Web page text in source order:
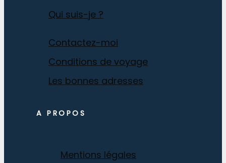
Qui suis-je ?
Contactez-moi
Conditions de voyage
Les bonnes adresses
A PROPOS
Mentions légales